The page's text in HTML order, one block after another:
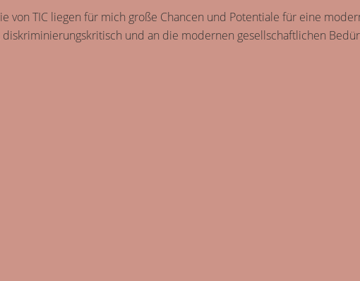
von TIC liegen für mich große Chancen und Potentiale für eine
diskriminierungskritisch und an die modernen gesellschaftlichen